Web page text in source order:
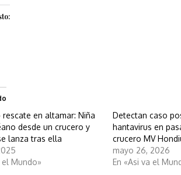
en altamar: Niña
desde un crucero y
lanza tras ella
el Mundo»
Detectan caso
hantavirus en
crucero MV
mayo 26, 2026
En «Asi va el